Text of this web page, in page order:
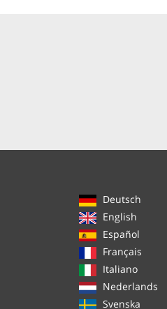
Deutsch
English
Español
Français
Italiano
Nederlands
Svenska